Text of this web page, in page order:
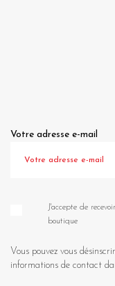
Votre adresse e-mail
J'accepte de
boutique
Vous pouvez vous
informations de contact